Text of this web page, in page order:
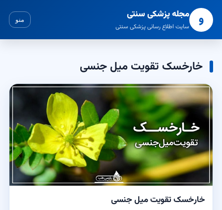
و مجله پزشکی سنتی
سایت اطلاع رسانی پزشکی سنتی
منو
خارخسک تقویت میل جنسی
خارخسک تقویت میل جنسی